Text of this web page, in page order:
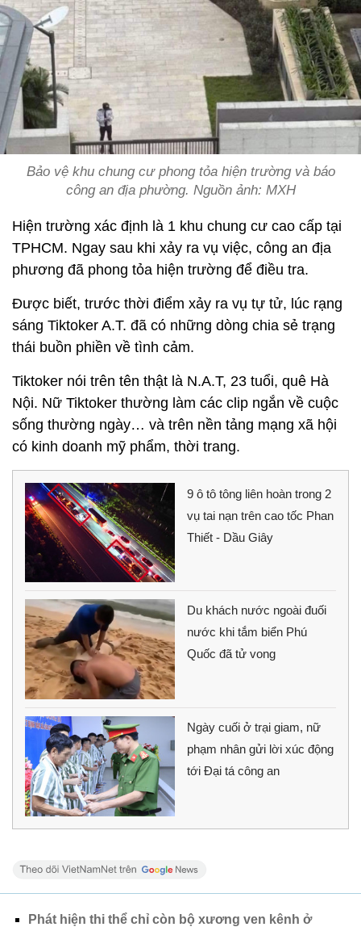
Bảo vệ khu chung cư phong tỏa hiện trường và báo
công an địa phường. Nguồn ảnh: MXH
Hiện trường xác định là 1 khu chung cư cao cấp tại
TPHCM. Ngay sau khi xảy ra vụ việc, công an địa
phương đã phong tỏa hiện trường để điều tra.
Được biết, trước thời điểm xảy ra vụ tự tử, lúc rạng
sáng Tiktoker A.T. đã có những dòng chia sẻ trạng
thái buồn phiền về tình cảm.
Tiktoker nói trên tên thật là N.A.T, 23 tuổi, quê Hà
Nội. Nữ Tiktoker thường làm các clip ngắn về cuộc
sống thường ngày… và trên nền tảng mạng xã hội
có kinh doanh mỹ phẩm, thời trang.
9 ô tô tông liên hoàn trong 2
vụ tai nạn trên cao tốc Phan
Thiết - Dầu Giây
Du khách nước ngoài đuối
nước khi tắm biển Phú
Quốc đã tử vong
Ngày cuối ở trại giam, nữ
phạm nhân gửi lời xúc động
tới Đại tá công an
Phát hiện thi thể chỉ còn bộ xương ven kênh ở